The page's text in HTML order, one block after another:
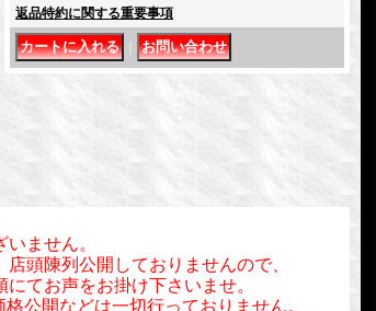
返品特約に関する重要事項
ません。
頭陳列公開しておりませんので、
てお声をお掛け下さいませ。
公開などは一切行っておりません。